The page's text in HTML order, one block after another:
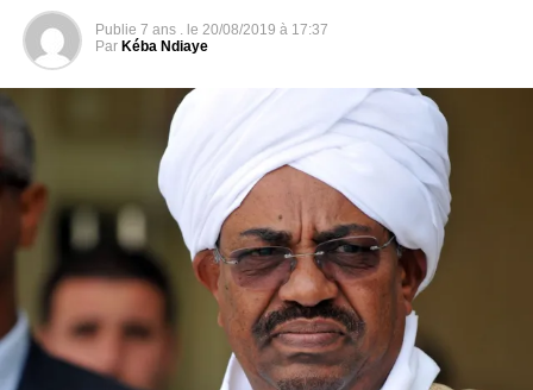
Publie 7 ans . le 20/08/2019 à 17:37
Par Kéba Ndiaye